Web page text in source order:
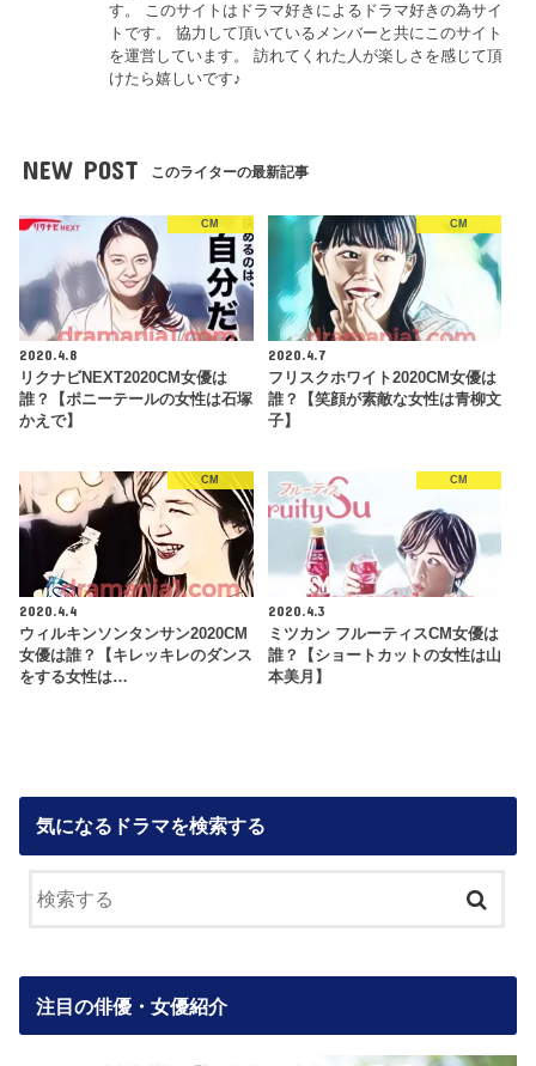
す。 このサイトはドラマ好きによるドラマ好きの為サイ
トです。 協力して頂いているメンバーと共にこのサイト
を運営しています。 訪れてくれた人が楽しさを感じて頂
けたら嬉しいです♪
NEW POST このライターの最新記事
CM
2020.4.8
リクナビNEXT2020CM女優は
誰？【ポニーテールの女性は石塚
かえで】
CM
2020.4.7
フリスクホワイト2020CM女優は
誰？【笑顔が素敵な女性は青柳文
子】
CM
2020.4.4
ウィルキンソンタンサン2020CM
女優は誰？【キレッキレのダンス
をする女性は…
CM
2020.4.3
ミツカン フルーティスCM女優は
誰？【ショートカットの女性は山
本美月】
気になるドラマを検索する
注目の俳優・女優紹介